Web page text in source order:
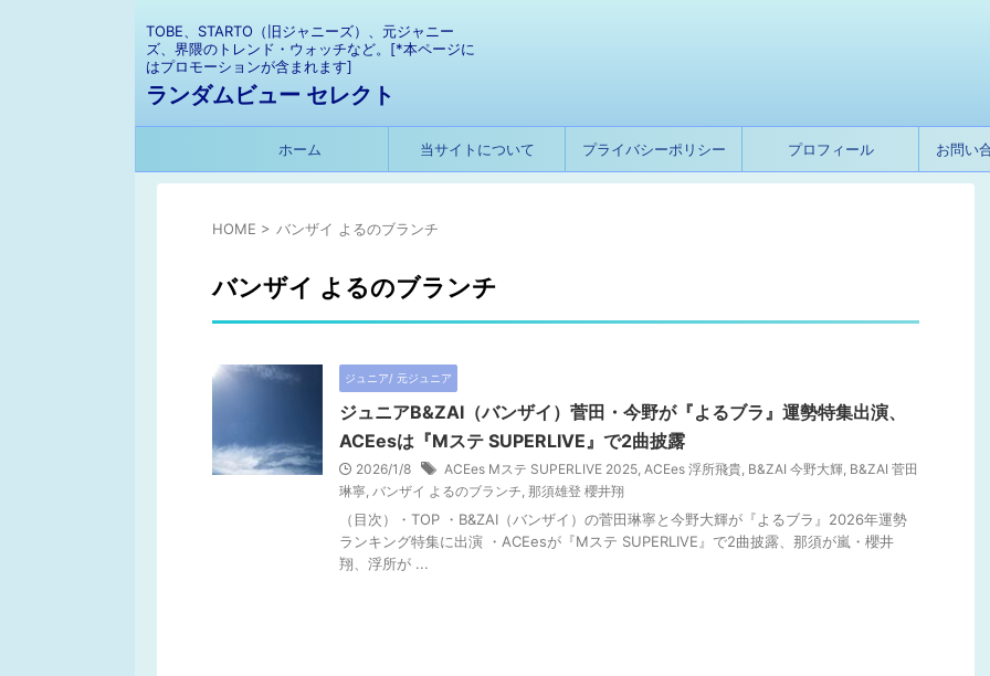
TOBE、STARTO（旧ジャニーズ）、元ジャニー
ズ、界隈のトレンド・ウォッチなど。[*本ページに
はプロモーションが含まれます]
ランダムビュー セレクト
ホーム 当サイトについて プライバシーポリシー プロフィール お問い
HOME > バンザイ よるのブランチ
バンザイ よるのブランチ
ジュニア/ 元ジュニア
ジュニアB&ZAI（バンザイ）菅田・今野が『よるブラ』運勢特集出演、
ACEesは『Mステ SUPERLIVE』で2曲披露
2026/1/8 ACEes Mステ SUPERLIVE 2025, ACEes 浮所飛貴, B&ZAI 今野大輝, B&ZAI 菅田
琳寧, バンザイ よるのブランチ, 那須雄登 櫻井翔
（目次）・TOP ・B&ZAI（バンザイ）の菅田琳寧と今野大輝が『よるブラ』2026年運勢
ランキング特集に出演 ・ACEesが『Mステ SUPERLIVE』で2曲披露、那須が嵐・櫻井
翔、浮所が ...